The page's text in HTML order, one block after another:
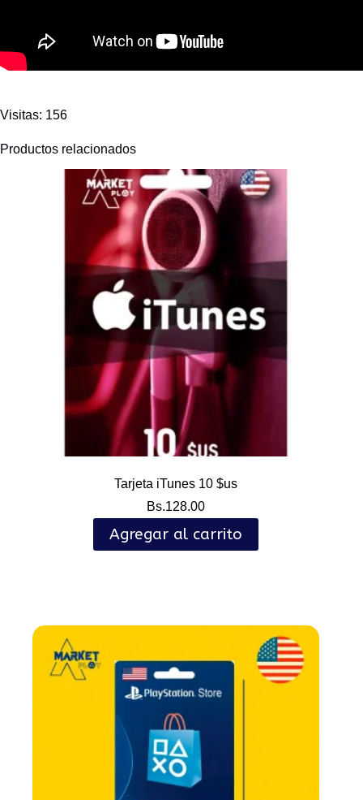
Visitas: 156
Productos relacionados
Tarjeta iTunes 10 $us
Bs.128.00
Agregar al carrito